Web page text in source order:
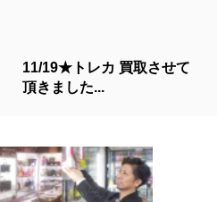
11/19★トレカ 買取させて
頂きました...